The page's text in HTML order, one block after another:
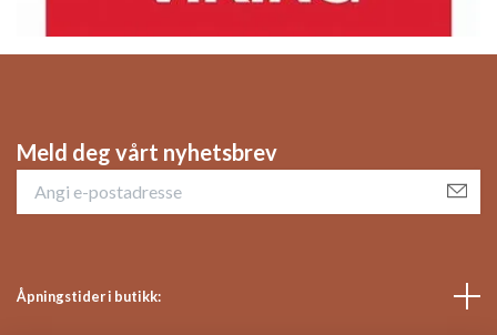
Meld deg vårt nyhetsbrev
Åpningstider i butikk: